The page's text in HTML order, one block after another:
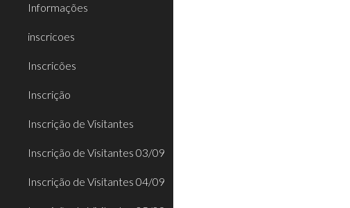
Informações
inscricoes
Inscricões
Inscrição
Inscrição de Visitantes
Inscrição de Visitantes 03/09
Inscrição de Visitantes 04/09